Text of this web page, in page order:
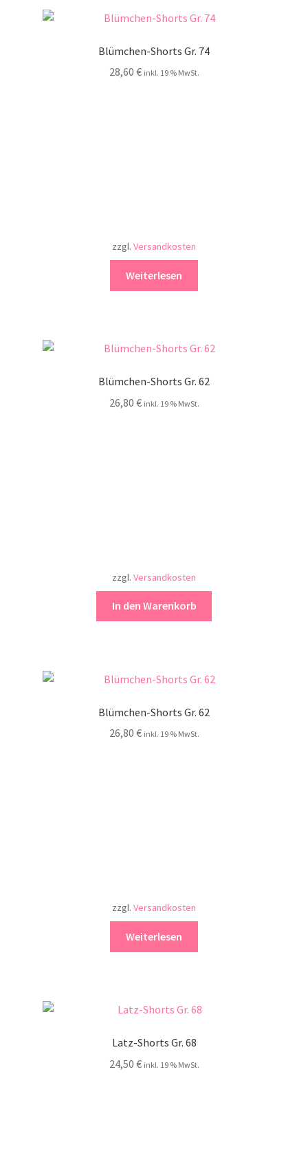
Blümchen-Shorts Gr. 74
28,60 € inkl. 19 % MwSt.
zzgl. Versandkosten
Weiterlesen
Blümchen-Shorts Gr. 62
26,80 € inkl. 19 % MwSt.
zzgl. Versandkosten
In den Warenkorb
Blümchen-Shorts Gr. 62
26,80 € inkl. 19 % MwSt.
zzgl. Versandkosten
Weiterlesen
Latz-Shorts Gr. 68
24,50 € inkl. 19 % MwSt.